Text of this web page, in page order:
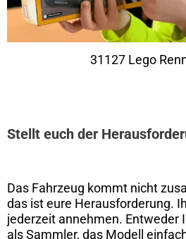
31127 Lego
Stellt euch der
Das Fahrzeug kommt nicht
das ist eure Herausforderung.
jederzeit annehmen. Entweder
als Sammler, das Modell